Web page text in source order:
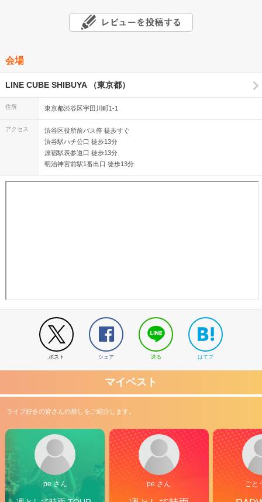
会場
LINE CUBE SHIBUYA （東京都）
住所 東京都渋谷区宇田川町1-1
アクセス
渋谷区役所前バス停 徒歩すぐ
渋谷駅ハチ公口 徒歩13分
原宿駅表参道口 徒歩13分
明治神宮前駅1番出口 徒歩13分
ポスト シェア 送る はてブ
マイベスト
ライブ好きの皆さんの推しをご紹介します。
pe さん pe さん ごと